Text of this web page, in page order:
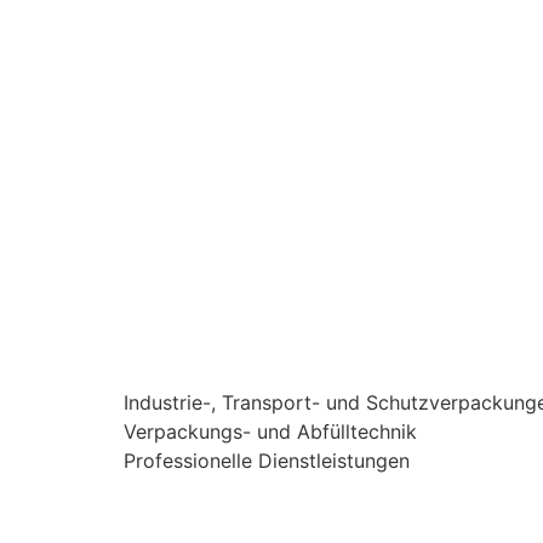
Industrie-, Transport- und
Verpackungs- und Abfülltechnik
Professionelle Dienstleistungen